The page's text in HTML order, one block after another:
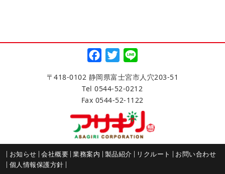
Facebook
Twitter
〒418-0102 静岡県富士宮市人穴203-51
Tel 0544-52-0212
Fax 0544-52-1122
お知らせ 会社概要 業務案内 製品紹介 リクルート
お問い合わせ
個人情報保護方針